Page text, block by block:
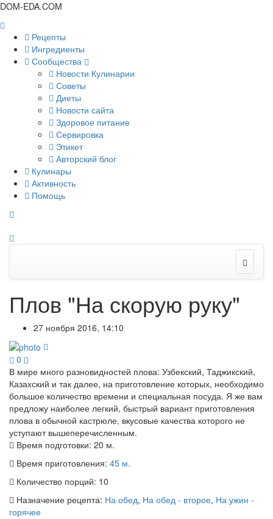
DOM-EDA.COM
Рецепты
Ингредиенты
Сообщества
Новости Кулинарии
Советы
Диеты
Новости сайта
Здоровое питание
Сервировка
Этикет
Авторский блог
Кулинары
Активность
Помощь
Плов "На скорую руку"
27 ноября 2016, 14:10
0
В мире много разновидностей плова: Узбекский, Таджикский,
Казахский и так далее, на приготовление которых, необходимо
большое количество времени и специальная посуда. Я же вам
предложу наиболее легкий, быстрый вариант приготовления
плова в обычной кастрюле, вкусовые качества которого не
уступают вышеперечисленным.
Время подготовки: 20 м.
Время приготовления: 45 м.
Количество порций: 10
Назначение рецепта: На обед, На обед - второе, На ужин -
горячее